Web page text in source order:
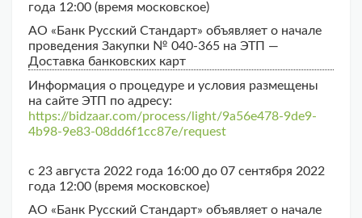
года 12:00 (время московское)
АО «Банк Русский Стандарт» объявляет о начале
проведения Закупки № 040-365 на ЭТП —
Доставка банковских карт
Информация о процедуре и условия размещены
на сайте ЭТП по адресу:
https://bidzaar.com/process/light/9a56e478-9de9-
4b98-9e83-08dd6f1cc87e/request
с 23 августа 2022 года 16:00 до 07 сентября 2022
года 12:00 (время московское)
АО «Банк Русский Стандарт» объявляет о начале